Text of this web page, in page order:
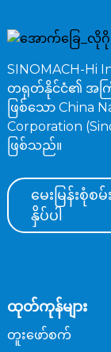
SINOMACH-Hi
တရုတ်နိုင်ငံ၏ အကြီ
ဖြစ်သော China
Corporation
ဖြစ်သည်။
မေးမြန်းစုံစမ်
နှိပ်ပါ
ထုတ်ကုန်များ
တူးဖော်စက်